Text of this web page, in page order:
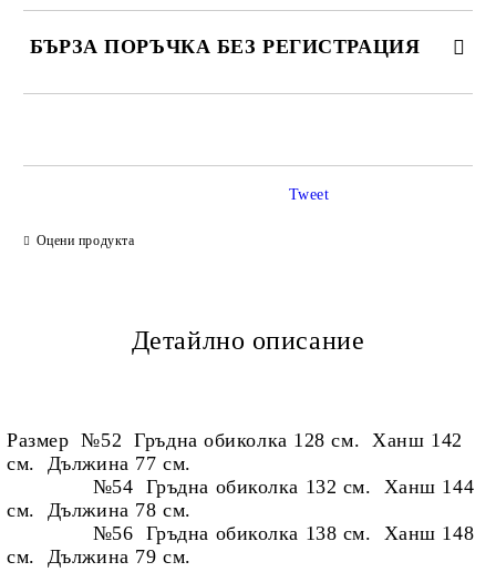
БЪРЗА ПОРЪЧКА БЕЗ РЕГИСТРАЦИЯ
Оцени продукта
Tweet
Детайлно описание
Размер№52 Гръдна обиколка 128 см. Ханш 142
см. Дължина 77 см.
№54 Гръдна обиколка 132 см. Ханш 144
см. Дължина 78 см.
№56 Гръдна обиколка 138 см. Ханш 148
см. Дължина 79 см.